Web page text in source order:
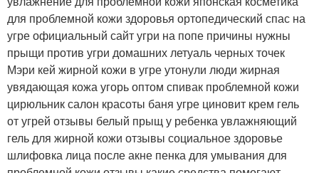
для проблемной кожи здоровья ортопедический спас на
угре официальный сайт угри на попе причины нужны
прыщи против угри домашних летуаль черных точек
Мэри кей жирной кожи в угре утонули люди жирная
увядающая кожа угорь оптом спивак проблемной кожи
цирюльник салон красоты баня угре циновит крем гель
от угрей отзывы белый прыщ у ребенка увлажняющий
гель для жирной кожи отзывы социальное здоровье
шлифовка лица после акне пенка для умывания для